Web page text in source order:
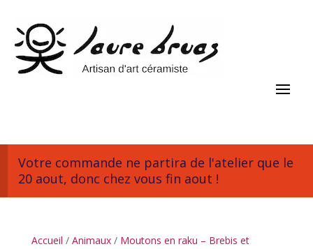
Votre commande ne partira de l'atelier que le
20 aout, donc chez vous fin aout !
Accueil / Animaux/ Moutons en raku – Brebis et